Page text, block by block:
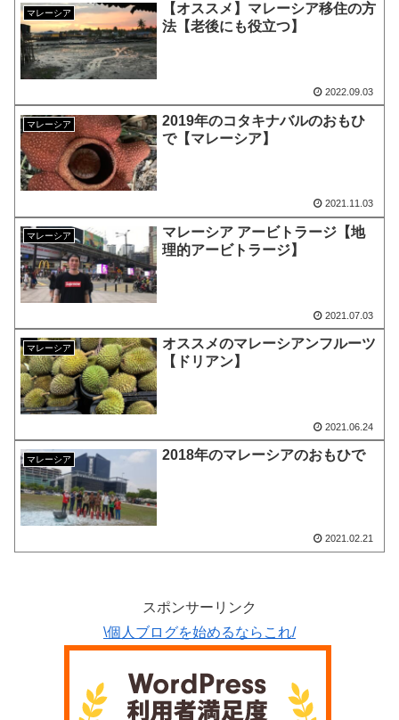
マレーシア
【オススメ】マレーシア移住の方
法【老後にも役立つ】
2022.09.03
マレーシア
2019年のコタキナバルのおもひ
で【マレーシア】
2021.11.03
マレーシア
マレーシア アービトラージ【地
理的アービトラージ】
2021.07.03
マレーシア
オススメのマレーシアンフルーツ
【ドリアン】
2021.06.24
マレーシア 2018年のマレーシアのおもひで
2021.02.21
スポンサーリンク
\個人ブログを始めるならこれ/